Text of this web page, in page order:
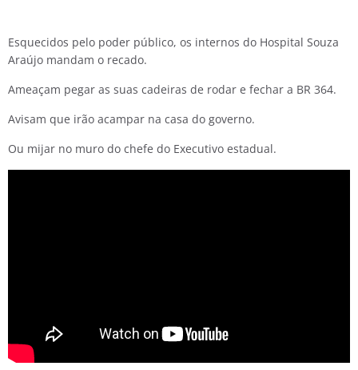
Esquecidos pelo poder público, os internos do Hospital Souza
Araújo mandam o recado.
Ameaçam pegar as suas cadeiras de rodar e fechar a BR 364.
Avisam que irão acampar na casa do governo.
Ou mijar no muro do chefe do Executivo estadual.